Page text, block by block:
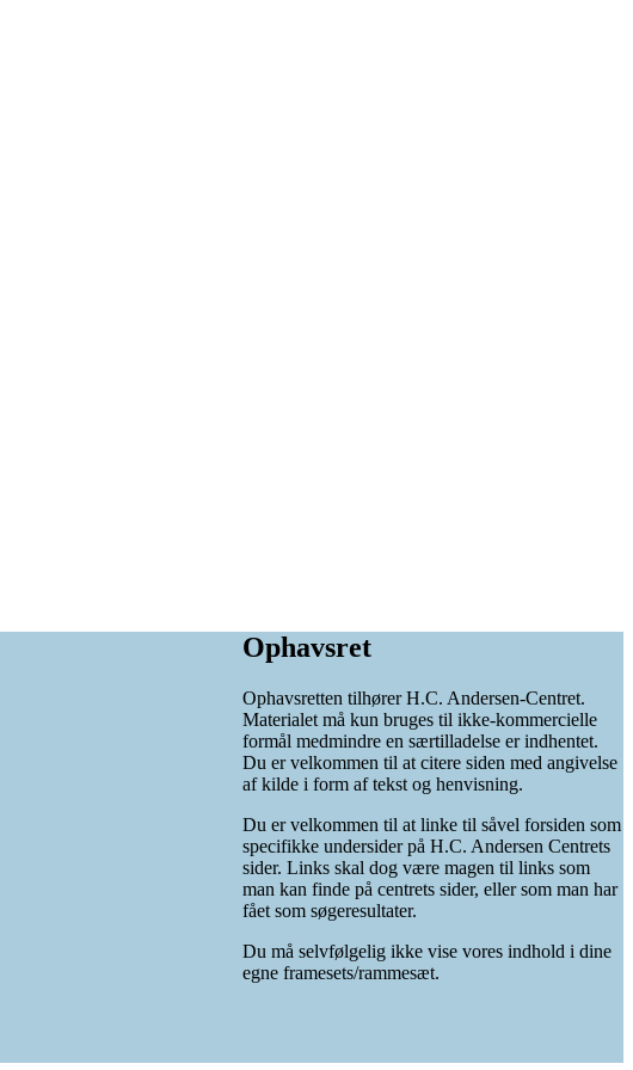
Ophavsret
Ophavsretten tilhører H.C. Andersen-Centret.
Materialet må kun bruges til ikke-kommercielle
formål medmindre en særtilladelse er indhentet.
Du er velkommen til at citere siden med angivelse
af kilde i form af tekst og henvisning.
Du er velkommen til at linke til såvel forsiden som
specifikke undersider på H.C. Andersen Centrets
sider. Links skal dog være magen til links som
man kan finde på centrets sider, eller som man har
fået som søgeresultater.
Du må selvfølgelig ikke vise vores indhold i dine
egne framesets/rammesæt.